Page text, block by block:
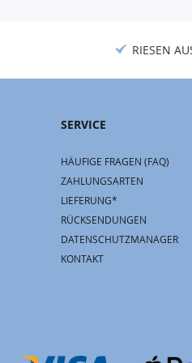
RIESEN
SERVICE
HÄUFIGE FRAGEN (FAQ)
ZAHLUNGSARTEN
LIEFERUNG*
RÜCKSENDUNGEN
DATENSCHUTZMANAGER
KONTAKT